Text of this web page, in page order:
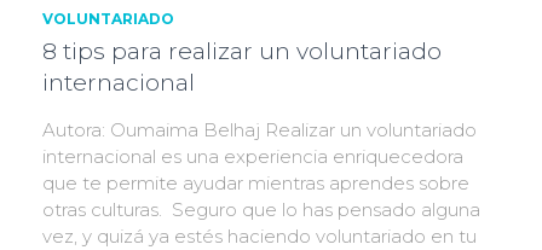
VOLUNTARIADO
8 tips para realizar un voluntariado
internacional
Autora: Oumaima Belhaj Realizar un voluntariado
internacional es una experiencia enriquecedora
que te permite ayudar mientras aprendes sobre
otras culturas. Seguro que lo has pensado alguna
vez, y quizá ya estés haciendo voluntariado en tu